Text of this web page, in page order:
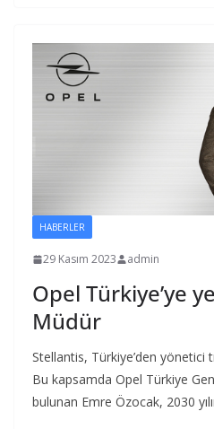
HABERLER
29 Kasım 2023 admin
Opel Türkiye’ye
Müdür
Stellantis, Türkiye’den
Bu kapsamda Opel Türkiye
bulunan Emre Özocak, 2030